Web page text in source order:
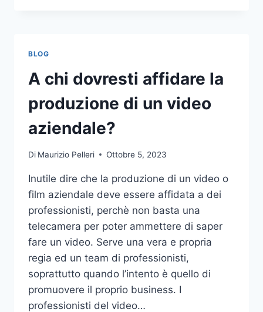
NELLE
SCOMMESSE
SPORTIVE
ONLINE
BLOG
A chi dovresti affidare la
produzione di un video
aziendale?
Di Maurizio Pelleri Ottobre 5, 2023
Inutile dire che la produzione di un video o
film aziendale deve essere affidata a dei
professionisti, perchè non basta una
telecamera per poter ammettere di saper
fare un video. Serve una vera e propria
regia ed un team di professionisti,
soprattutto quando l’intento è quello di
promuovere il proprio business. I
professionisti del video…